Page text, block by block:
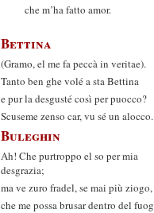
che m’ha fatto amor.
Bettina
(Gramo, el me fa peccà in veritae).
Tanto ben ghe volé a sta Bettina
e pur la desgusté così per puocco?
Scuseme zenso car, vu sé un alocco.
Buleghin
Ah! Che purtroppo el so per mia
desgrazia;
ma ve zuro fradel, se mai più ziogo,
che me possa brusar dentro del